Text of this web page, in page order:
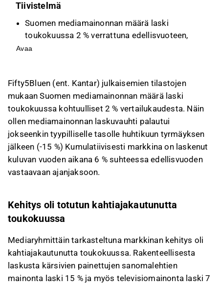
Tiivistelmä
Suomen mediamainonnan määrä laski
toukokuussa 2 % verrattuna edellisvuoteen,
mikä on huomattava parannus huhtikuun 15
sanomalehtien mainonta laski 15 %, kun taas
verkkomedia ja radiomainonta kasvoivat noin 3
%, ja ulkomainonta nousi 13 %.
Mediamainonta muodosti merkittävän osan
Sanoman, Alma Median ja erityisesti
Keskisuomalaisen liikevaihdosta, mikä tekee
sen kehityksestä tärkeän näille yhtiöille.
Kokonaismarkkinan kehitys vastasi odotuksia
tähtäimen kehitys on ollut odotuksia
vaisumpaa, ja yhtiökohtaiset
ennustemuutokset arvioidaan Q2-tuloskauden
lähestyessä.
Tämä sisältö on tekoälyn tuottamaa. Anna siihen
liittyvää palautetta Inderesinfoorumilla.
Avaa
Fifty5Bluen (ent. Kantar) julkaisemien tilastojen
mukaan Suomen mediamainonnan määrä laski
toukokuussa kohtuulliset 2 % vertailukaudesta. Näin
ollen mediamainonnan laskuvauhti palautui
jokseenkin tyypilliselle tasolle huhtikuun tyrmäyksen
jälkeen (-15 %) Kumulatiivisesti markkina on laskenut
kuluvan vuoden aikana 6 % suhteessa edellisvuoden
vastaavaan ajanjaksoon.
Kehitys oli totutun kahtiajakautunutta
toukokuussa
Mediaryhmittäin tarkasteltuna markkinan kehitys oli
kahtiajakautunutta toukokuussa. Rakenteellisesta
laskusta kärsivien painettujen sanomalehtien
mainonta laski 15 % ja myös televisiomainonta laski 7